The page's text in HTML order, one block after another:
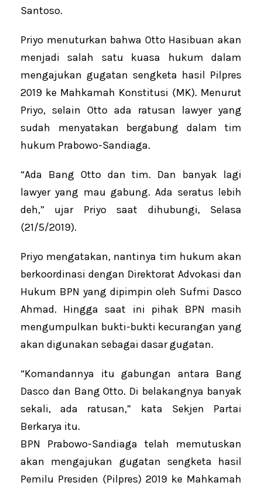
Santoso.
Priyo menuturkan bahwa Otto Hasibuan akan
menjadi salah satu kuasa hukum dalam
mengajukan gugatan sengketa hasil Pilpres
2019 ke Mahkamah Konstitusi (MK). Menurut
Priyo, selain Otto ada ratusan lawyer yang
sudah menyatakan bergabung dalam tim
hukum Prabowo-Sandiaga.
“Ada Bang Otto dan tim. Dan banyak lagi
lawyer yang mau gabung. Ada seratus lebih
deh,” ujar Priyo saat dihubungi, Selasa
(21/5/2019).
Priyo mengatakan, nantinya tim hukum akan
berkoordinasi dengan Direktorat Advokasi dan
Hukum BPN yang dipimpin oleh Sufmi Dasco
Ahmad. Hingga saat ini pihak BPN masih
mengumpulkan bukti-bukti kecurangan yang
akan digunakan sebagai dasar gugatan.
“Komandannya itu gabungan antara Bang
Dasco dan Bang Otto. Di belakangnya banyak
sekali, ada ratusan,” kata Sekjen Partai
Berkarya itu.
BPN Prabowo-Sandiaga telah memutuskan
akan mengajukan gugatan sengketa hasil
Pemilu Presiden (Pilpres) 2019 ke Mahkamah